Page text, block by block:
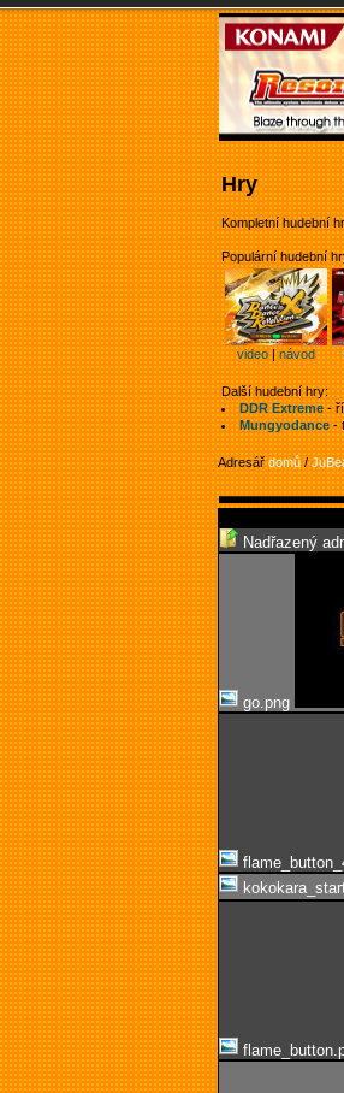
Hry
Kompletní hudební
Populární hudební
video|návod
Další hudební hry:
DDR Extreme-
Mungyodance-
Adresářdomů/
Nadřazený
go.png